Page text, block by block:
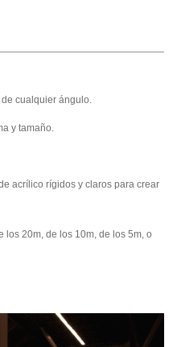
cualquier ángulo.
y tamaño.
acrílico rígidos y claros para crear
los 20m, de los 10m, de los 5m, o